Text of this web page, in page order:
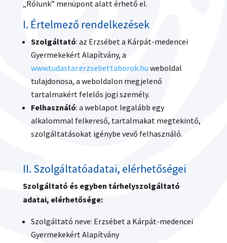
„Rólunk” menüpont alatt érhető el.
I. Értelmező rendelkezések
Szolgáltató: az Erzsébet a Kárpát-medencei
Gyermekekért Alapítvány, a
www.tudastar.erzsebettaborok.hu weboldal
tulajdonosa, a weboldalon megjelenő
tartalmakért felelős jogi személy.
Felhasználó: a weblapot legalább egy
alkalommal felkereső, tartalmakat megtekintő,
szolgáltatásokat igénybe vevő felhasználó.
II. Szolgáltatóadatai, elérhetőségei
Szolgáltató és egyben tárhelyszolgáltató
adatai, elérhetősége:
Szolgáltató neve: Erzsébet a Kárpát-medencei
Gyermekekért Alapítvány